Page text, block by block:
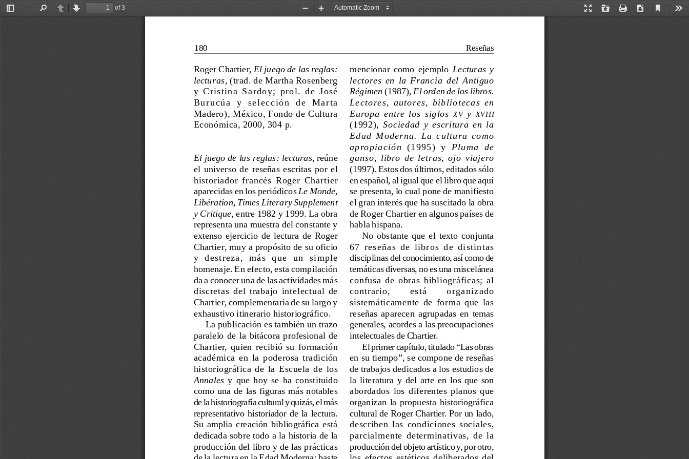
Toggle
PreviousNext
of 3
Presentation
Open Print Download
Current
Zoom
Zoom
Roger Chartier, El juego de las reglas:
lecturas, (trad. de Martha Rosenberg
y  Cristina  Sardoy;  prol.  de  José
Burucúa  y  selección  de  Marta
Madero), México, Fondo de Cultura
Económica, 2000, 304 p.
El juego de las reglas: lecturas, reúne
el  universo  de  reseñas  escritas  por  el
historiador  francés  Roger  Chartier
aparecidas en los periódicos Le Monde,
Libération, Times Literary Supplement
y Critique, entre 1982 y 1999. La obra
representa una muestra del constante y
extenso  ejercicio  de  lectura  de  Roger
Chartier, muy a propósito de su oficio
y  destreza,  más  que  un  simple
homenaje. En efecto, esta compilación
da a conocer una de las actividades más
discretas  del  trabajo  intelectual  de
Chartier, complementaria de su largo y
exhaustivo itinerario historiográfico.
La publicación es también un trazo
paralelo  de  la  bitácora  profesional  de
Chartier,  quien  recibió  su  formación
académica  en  la  poderosa  tradición
historiográfica  de  la  Escuela  de  los
Annales
  y  que  hoy  se  ha  constituido
como una de las figuras más notables
de la historiografía cultural y quizás, el más
representativo  historiador  de  la  lectura.
Su  amplia  creación  bibliográfica está
dedicada sobre todo a la historia de la
producción del libro y de las prácticas
mencionar  como  ejemplo Lecturas  y
lectores  en  la  Francia  del  Antiguo
Régimen (1987), El orden de los libros.
Lectores,  autores,  bibliotecas  en
Europa  entre  los  siglos
XV
  y
XVIII
(1992), Sociedad  y  escritura  en  la
Edad  Moderna.  La  cultura  como
apropiación
  (1995)  y
Pluma  de
ganso,  libro  de  letras,  ojo  viajero
(1997). Estos dos últimos, editados sólo
en español, al igual que el libro que aquí
se presenta, lo cual pone de manifiesto
el gran interés que ha suscitado la obra
de Roger Chartier en algunos países de
habla hispana.
No  obstante  que  el  texto  conjunta
67  reseñas  de  libros  de  distintas
disciplinas del conocimiento, así como de
temáticas diversas, no es una miscelánea
confusa  de  obras  bibliográficas;  al
contrario,
está        organizado
sistemáticamente  de  forma  que  las
reseñas  aparecen  agrupadas  en temas
generales, acordes a las preocupaciones
intelectuales de Chartier.
El primer capítulo, titulado “Las obras
en su tiempo”, se compone de reseñas
de trabajos dedicados a los estudios de
la  literatura  y  del  arte  en  los  que  son
abordados  los  diferentes  planos  que
organizan  la  propuesta  historiográfica
cultural de Roger Chartier. Por un lado,
describen  las  condiciones  sociales,
parcialmente  determinativas,  de  la
producción del objeto artístico y, por otro,
180 Reseñas